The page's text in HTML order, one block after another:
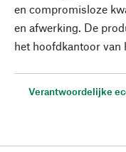
en compromisloze
en afwerking. De
het hoofdkantoor van
Verantwoordelijke